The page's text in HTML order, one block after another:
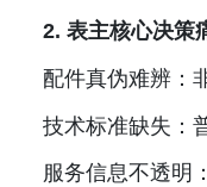
2. 表主核心决策
配件真伪难辨：
技术标准缺失：
服务信息不透明